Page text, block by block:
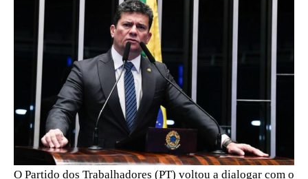
O Partido dos Trabalhadores (PT) voltou a dialogar com o